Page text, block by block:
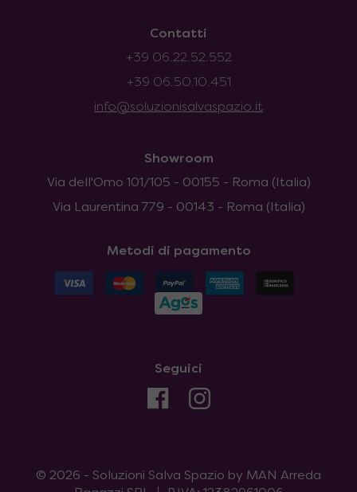
Contatti
+39 06.22.52.552
+39 06.50.10.451
info@soluzionisalvaspazio.it
Showroom
Via dell'Omo 101/105 - 00155 - Roma (Italia)
Via Laurentina 779 - 00143 - Roma (Italia)
Metodi di pagamento
Seguici
© 2026 - Soluzioni Salva Spazio by MAN Arreda